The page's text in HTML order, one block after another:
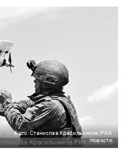
Фото: Станислав Красильников/РИА
Новости